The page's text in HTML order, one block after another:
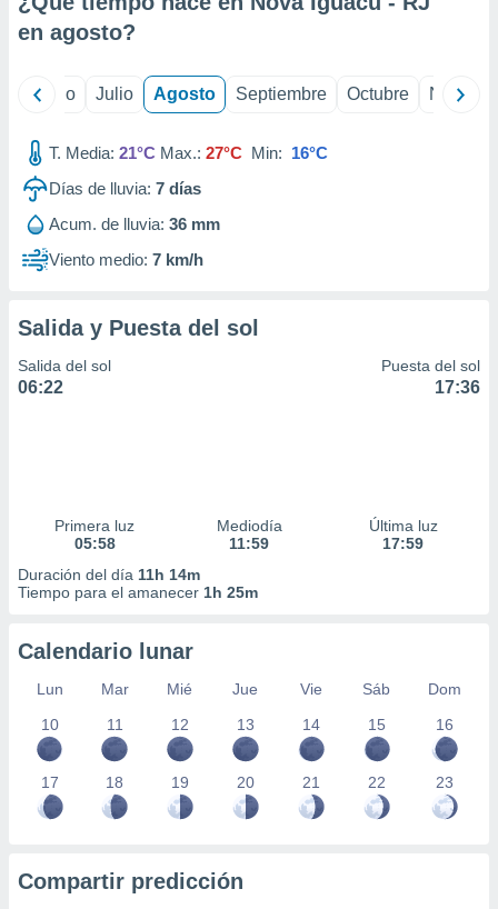
e
publicidad
publicidad
de
en agosto?
Junio Julio Agosto Septiembre Octubre
T. Media: 21°C Max.: 27°C Min: 16°C
Días de lluvia: 7 días
Acum. de lluvia: 36 mm
Viento medio: 7 km/h
Salida y Puesta del sol
Salida del sol
06:22
Puesta del sol
17:36
Primera luz
05:58
Mediodía
11:59
Última luz
17:59
Duración del día 11h 14m
Tiempo para el amanecer 1h 25m
Calendario lunar
Lun Mar Mié Jue Vie Sáb
Dom
10
11 12 13 14 15 16
17 18 19 20 21 22 23
Compartir predicción